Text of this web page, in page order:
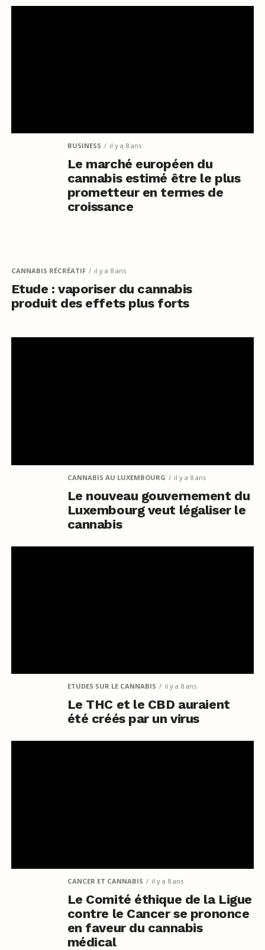
BUSINESS il y a 8 ans
Le marché européen du
cannabis estimé être le plus
prometteur en termes de
croissance
CANNABIS RÉCRÉATIF il y a 8 ans
Etude : vaporiser du cannabis
produit des effets plus forts
CANNABIS AU LUXEMBOURG il y a 8 ans
Le nouveau gouvernement du
Luxembourg veut légaliser le
cannabis
ETUDES SUR LE CANNABIS il y a 8 ans
Le THC et le CBD auraient
été créés par un virus
CANCER ET CANNABIS il y a 8 ans
Le Comité éthique de la Ligue
contre le Cancer se prononce
en faveur du cannabis
médical